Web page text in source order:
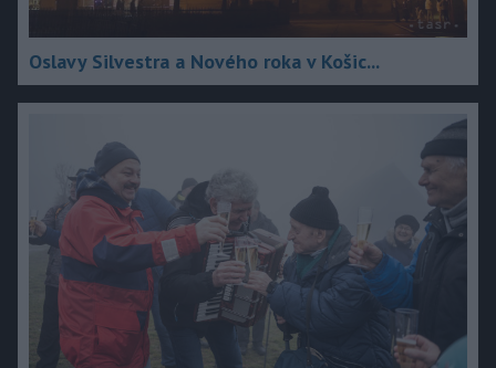
Oslavy Silvestra a Nového roka v Košic...